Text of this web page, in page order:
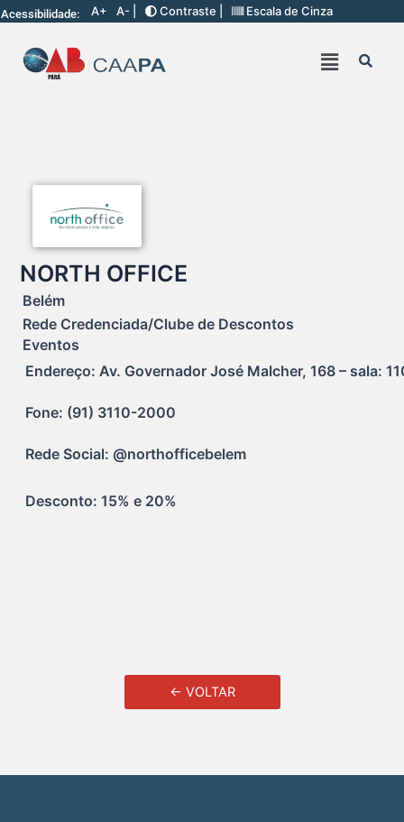
Acessibilidade: A+ A- | Contraste | Escala de Cinza
NORTH OFFICE
Belém
Rede Credenciada/Clube de Descontos
Eventos
Endereço: Av. Governador José Malcher, 168 – sala:
Fone: (91) 3110-2000
Rede Social: @northofficebelem
Desconto: 15% e 20%
← VOLTAR